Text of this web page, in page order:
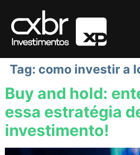
Tag: como investir a
Buy and hold:
essa estratégia
investimento!